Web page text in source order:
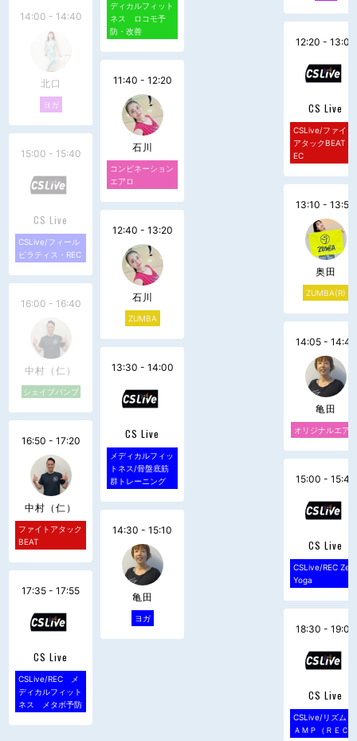
14:00 - 14:40
北口
ヨガ
15:00 - 15:40
CS Live
CSLive/フィール
ピラティス・REC
16:00 - 16:40
中村（仁）
シェイプパンプ
16:50 - 17:20
中村（仁）
ファイトアタック
BEAT
17:35 - 17:55
CS Live
CSLive/REC メ
ディカルフィット
ネス メタボ予防
ディカルフィット
ネス ロコモ予
防・改善
11:40 - 12:20
石川
コンビネーション
エアロ
12:40 - 13:20
石川
ZUMBA
13:30 - 14:00
CS Live
メディカルフィッ
トネス/骨盤底筋
群トレーニング
14:30 - 15:10
亀田
ヨガ
12:20 - 13:00
CS Live
CSLive/ファイト
アタックBEAT・
EC
13:10 - 13:50
奥田
ZUMBA(R)
14:05 - 14:45
亀田
オリジナルエアロ
15:00 - 15:40
CS Live
CSLive/REC Zen
Yoga
18:30 - 19:00
CS Live
CSLive/リズムＣ
ＡＭＰ（ＲＥＣ）